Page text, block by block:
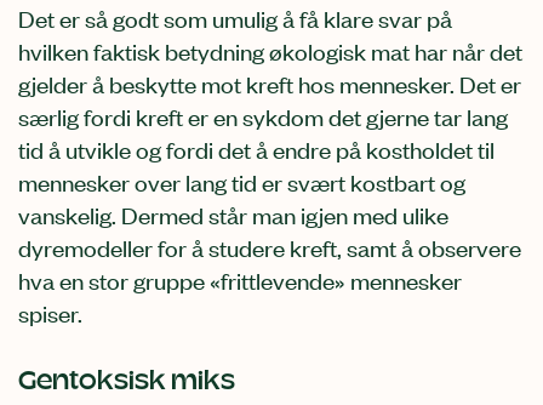
Det er så godt som umulig å få klare svar på
hvilken faktisk betydning økologisk mat har når det
gjelder å beskytte mot kreft hos mennesker. Det er
særlig fordi kreft er en sykdom det gjerne tar lang
tid å utvikle og fordi det å endre på kostholdet til
mennesker over lang tid er svært kostbart og
vanskelig. Dermed står man igjen med ulike
dyremodeller for å studere kreft, samt å observere
hva en stor gruppe «frittlevende» mennesker
spiser.
Gentoksisk miks